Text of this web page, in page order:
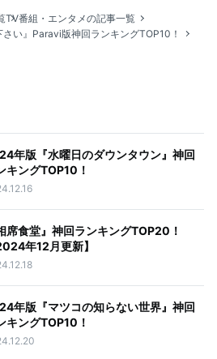
TV番組・エンタメの記事一覧
い』Paravi版神回ランキングTOP10！
年版『水曜日のダウンタウン』神回
キングTOP10！
席食堂』神回ランキングTOP20！
年12月更新】
年版『マツコの知らない世界』神回
キングTOP10！